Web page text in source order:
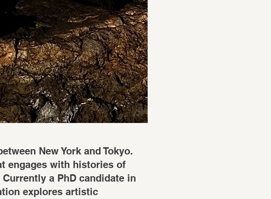
New York and Tokyo.
engages with histories of
a PhD candidate in
explores artistic